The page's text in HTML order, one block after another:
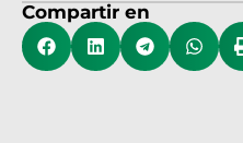
Compartir en